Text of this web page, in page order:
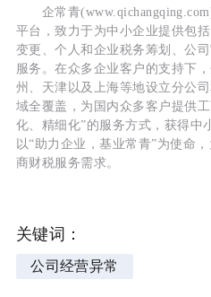
企常青
平台，致力于为中小企业提供包
变更、个人和企业税务筹划、公
服务。在众多企业客户的支持下
州、天津以及上海等地设立分公
域全覆盖，为国内众多客户提供
化、精细化”的服务方式，获得中
以“助力企业，基业常青”为使命
商财税服务需求。
关键词：
公司经营异常